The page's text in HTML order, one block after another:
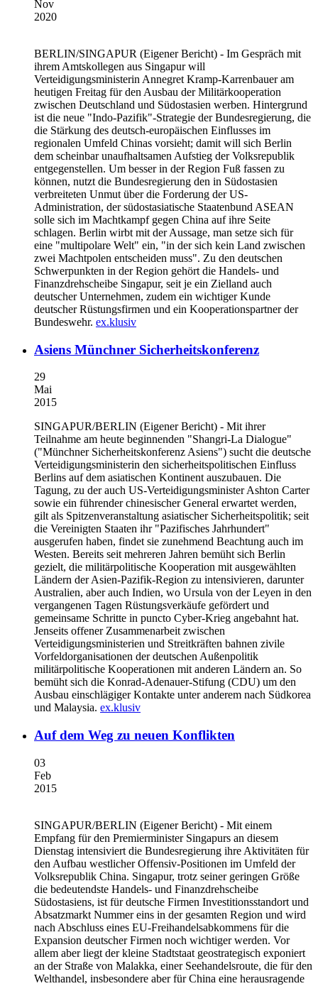
Nov
2020
BERLIN/SINGAPUR (Eigener Bericht) - Im Gespräch mit
ihrem Amtskollegen aus Singapur will
Verteidigungsministerin Annegret Kramp-Karrenbauer am
heutigen Freitag für den Ausbau der Militärkooperation
zwischen Deutschland und Südostasien werben. Hintergrund
ist die neue "Indo-Pazifik"-Strategie der Bundesregierung, die
die Stärkung des deutsch-europäischen Einflusses im
regionalen Umfeld Chinas vorsieht; damit will sich Berlin
dem scheinbar unaufhaltsamen Aufstieg der Volksrepublik
entgegenstellen. Um besser in der Region Fuß fassen zu
können, nutzt die Bundesregierung den in Südostasien
verbreiteten Unmut über die Forderung der US-
Administration, der südostasiatische Staatenbund ASEAN
solle sich im Machtkampf gegen China auf ihre Seite
schlagen. Berlin wirbt mit der Aussage, man setze sich für
eine "multipolare Welt" ein, "in der sich kein Land zwischen
zwei Machtpolen entscheiden muss". Zu den deutschen
Schwerpunkten in der Region gehört die Handels- und
Finanzdrehscheibe Singapur, seit je ein Zielland auch
deutscher Unternehmen, zudem ein wichtiger Kunde
deutscher Rüstungsfirmen und ein Kooperationspartner der
Bundeswehr. ex.klusiv
Asiens Münchner Sicherheitskonferenz
29
Mai
2015
SINGAPUR/BERLIN (Eigener Bericht) - Mit ihrer
Teilnahme am heute beginnenden "Shangri-La Dialogue"
("Münchner Sicherheitskonferenz Asiens") sucht die deutsche
Verteidigungsministerin den sicherheitspolitischen Einfluss
Berlins auf dem asiatischen Kontinent auszubauen. Die
Tagung, zu der auch US-Verteidigungsminister Ashton Carter
sowie ein führender chinesischer General erwartet werden,
gilt als Spitzenveranstaltung asiatischer Sicherheitspolitik; seit
die Vereinigten Staaten ihr "Pazifisches Jahrhundert"
ausgerufen haben, findet sie zunehmend Beachtung auch im
Westen. Bereits seit mehreren Jahren bemüht sich Berlin
gezielt, die militärpolitische Kooperation mit ausgewählten
Ländern der Asien-Pazifik-Region zu intensivieren, darunter
Australien, aber auch Indien, wo Ursula von der Leyen in den
vergangenen Tagen Rüstungsverkäufe gefördert und
gemeinsame Schritte in puncto Cyber-Krieg angebahnt hat.
Jenseits offener Zusammenarbeit zwischen
Verteidigungsministerien und Streitkräften bahnen zivile
Vorfeldorganisationen der deutschen Außenpolitik
militärpolitische Kooperationen mit anderen Ländern an. So
bemüht sich die Konrad-Adenauer-Stifung (CDU) um den
Ausbau einschlägiger Kontakte unter anderem nach Südkorea
und Malaysia. ex.klusiv
Auf dem Weg zu neuen Konflikten
03
Feb
2015
SINGAPUR/BERLIN (Eigener Bericht) - Mit einem
Empfang für den Premierminister Singapurs an diesem
Dienstag intensiviert die Bundesregierung ihre Aktivitäten für
den Aufbau westlicher Offensiv-Positionen im Umfeld der
Volksrepublik China. Singapur, trotz seiner geringen Größe
die bedeutendste Handels- und Finanzdrehscheibe
Südostasiens, ist für deutsche Firmen Investitionsstandort und
Absatzmarkt Nummer eins in der gesamten Region und wird
nach Abschluss eines EU-Freihandelsabkommens für die
Expansion deutscher Firmen noch wichtiger werden. Vor
allem aber liegt der kleine Stadtstaat geostrategisch exponiert
an der Straße von Malakka, einer Seehandelsroute, die für den
Welthandel, insbesondere aber für China eine herausragende